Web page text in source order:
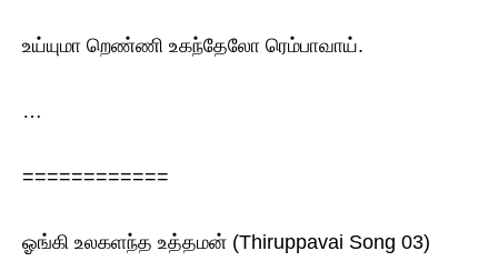
உய்யுமா றெண்ணி உகந்தேலோ ரெம்பாவாய்.
…
============
ஓங்கி உலகளந்த உத்தமன் (Thiruppavai Song 03)